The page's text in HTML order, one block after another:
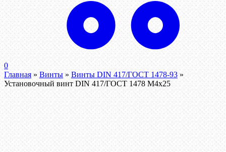
0
Главная » Винты » Винты DIN 417/ГОСТ 1478-93 »
Установочный винт DIN 417/ГОСТ 1478 М4х25